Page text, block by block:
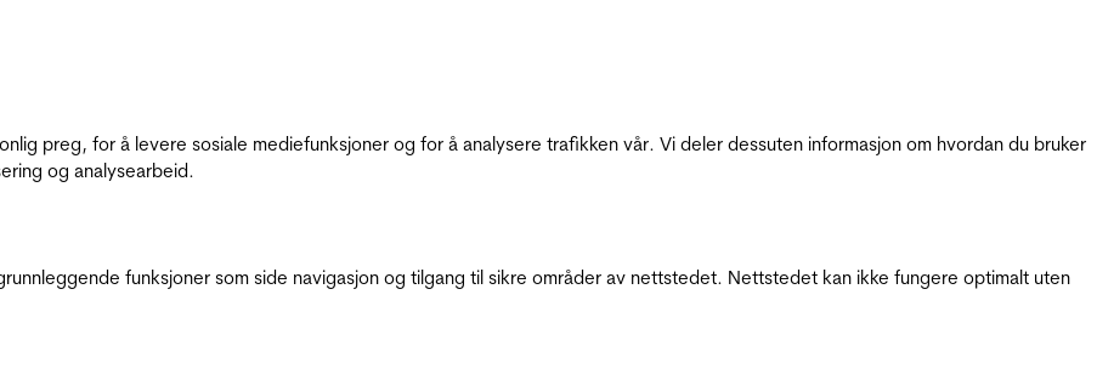
preg, for å levere sosiale mediefunksjoner og for å analysere trafikken vår. Vi deler dessuten informasjon om hvordan du bruker
og analysearbeid.
funksjoner som side navigasjon og tilgang til sikre områder av nettstedet. Nettstedet kan ikke fungere optimalt uten